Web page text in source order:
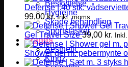
Beskyttelse
Hygiejne
Skade behandling
Sportstasker
Brands
Aesthetic
Kingz
Defense | 40 stk.
99,00kr. Inkl. moms
Gel Travel Size 39,00 kr.
Shower gel m. pebermynte